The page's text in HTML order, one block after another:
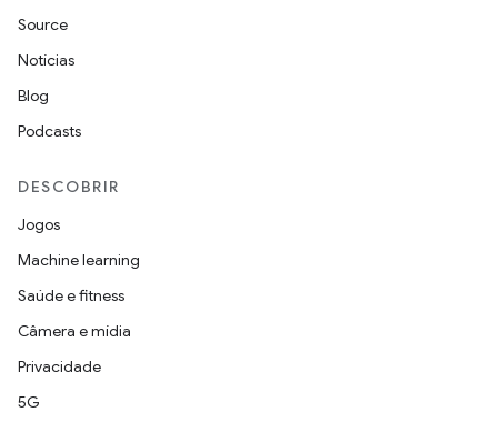
Source
Notícias
Blog
Podcasts
DESCOBRIR
Jogos
Machine learning
Saúde e fitness
Câmera e mídia
Privacidade
5G